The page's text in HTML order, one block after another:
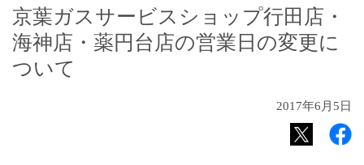
京葉ガスサービスショップ行田店・
海神店・薬円台店の営業日の変更に
ついて
2017年6月5日